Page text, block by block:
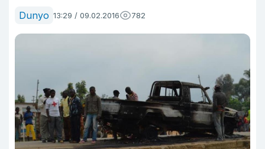
Dunyo 13:29 / 09.02.2016 782